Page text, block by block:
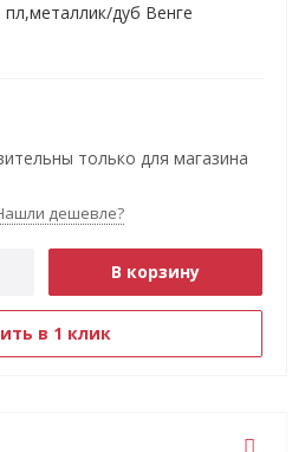
дуб Венге
только для магазина
дешевле?
В корзину
в 1 клик